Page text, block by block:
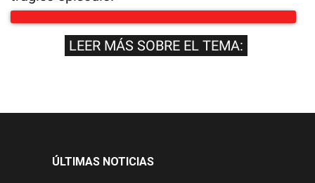
LEER MÁS SOBRE EL TEMA:
ÚLTIMAS NOTICIAS